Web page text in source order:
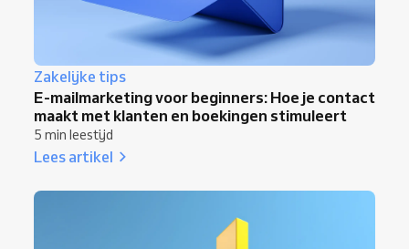
Zakelijke tips
E-mailmarketing voor beginners: Hoe je contact
maakt met klanten en boekingen stimuleert
5 min leestijd
Lees artikel